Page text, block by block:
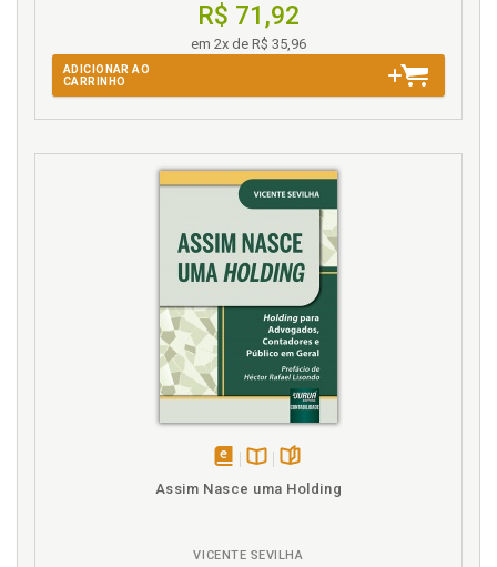
R$ 71,92
em 2x de R$ 35,96
ADICIONAR AO
CARRINHO
Assim Nasce uma Holding
VICENTE SEVILHA